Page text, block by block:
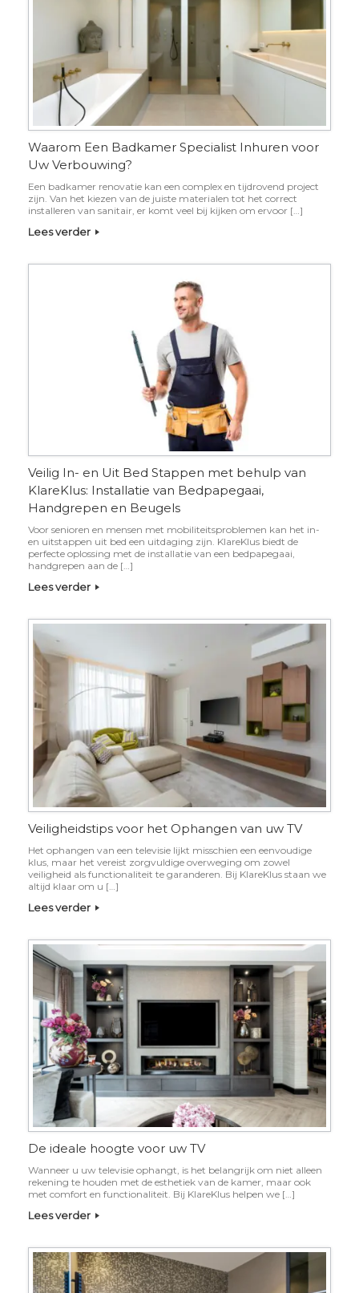
Waarom Een Badkamer Specialist Inhuren voor
Uw Verbouwing?
Een badkamer renovatie kan een complex en tijdrovend project
zijn. Van het kiezen van de juiste materialen tot het correct
installeren van sanitair, er komt veel bij kijken om ervoor […]
Lees verder
Veilig In- en Uit Bed Stappen met behulp van
KlareKlus: Installatie van Bedpapegaai,
Handgrepen en Beugels
Voor senioren en mensen met mobiliteitsproblemen kan het in-
en uitstappen uit bed een uitdaging zijn. KlareKlus biedt de
perfecte oplossing met de installatie van een bedpapegaai,
handgrepen aan de […]
Lees verder
Veiligheidstips voor het Ophangen van uw TV
Het ophangen van een televisie lijkt misschien een eenvoudige
klus, maar het vereist zorgvuldige overweging om zowel
veiligheid als functionaliteit te garanderen. Bij KlareKlus staan we
altijd klaar om u […]
Lees verder
De ideale hoogte voor uw TV
Wanneer u uw televisie ophangt, is het belangrijk om niet alleen
rekening te houden met de esthetiek van de kamer, maar ook
met comfort en functionaliteit. Bij KlareKlus helpen we […]
Lees verder